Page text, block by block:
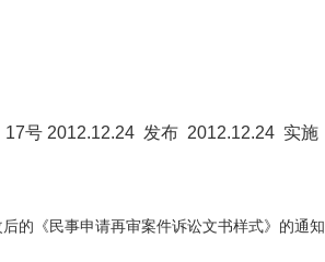
17号 2012.12.24 发布 2012.12.24 实施
的《民事申请再审案件诉讼文书样式》的通知